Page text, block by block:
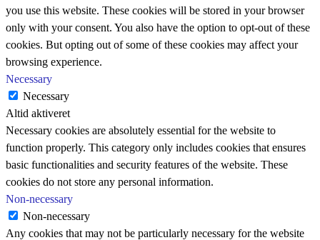
you use this website. These cookies will be stored in your browser
only with your consent. You also have the option to opt-out of these
cookies. But opting out of some of these cookies may affect your
browsing experience.
Necessary
Necessary
Altid aktiveret
Necessary cookies are absolutely essential for the website to
function properly. This category only includes cookies that ensures
basic functionalities and security features of the website. These
cookies do not store any personal information.
Non-necessary
Non-necessary
Any cookies that may not be particularly necessary for the website